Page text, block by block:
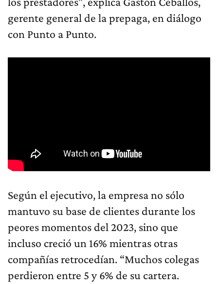
gerente general de la prepaga, en diálogo
con Punto a Punto.
Según el ejecutivo, la empresa no sólo
mantuvo su base de clientes durante los
peores momentos del 2023, sino que
incluso creció un 16% mientras otras
compañías retrocedían. “Muchos colegas
perdieron entre 5 y 6% de su cartera.